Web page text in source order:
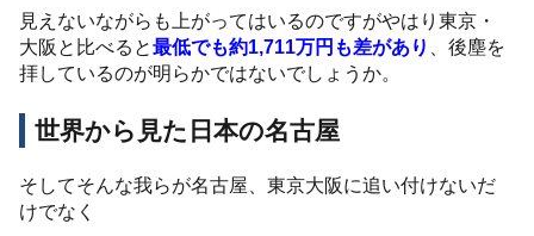
見えないながらも上がってはいるのですがやはり東京・
大阪と比べると最低でも約1,711万円も差があり
、後塵を
拝しているのが明らかではないでしょうか。
世界から見た日本の名古屋
そしてそんな我らが名古屋、東京大阪に追い付けないだ
けでなく